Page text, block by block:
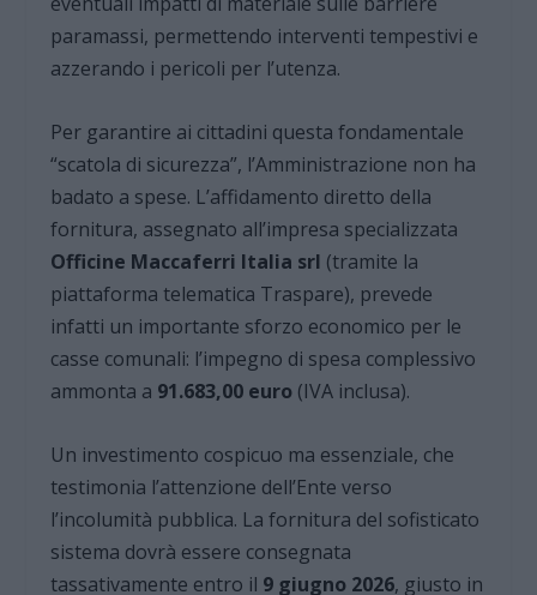
paramassi, permettendo interventi tempestivi e
azzerando i pericoli per l’utenza.
Per garantire ai cittadini questa fondamentale
“scatola di sicurezza”, l’Amministrazione non ha
badato a spese. L’affidamento diretto della
fornitura, assegnato all’impresa specializzata
Officine Maccaferri Italia srl (tramite la
piattaforma telematica Traspare), prevede
infatti un importante sforzo economico per le
casse comunali: l’impegno di spesa complessivo
ammonta a 91.683,00 euro (IVA inclusa).
Un investimento cospicuo ma essenziale, che
testimonia l’attenzione dell’Ente verso
l’incolumità pubblica. La fornitura del sofisticato
sistema dovrà essere consegnata
tassativamente entro il 9 giugno 2026, giusto in